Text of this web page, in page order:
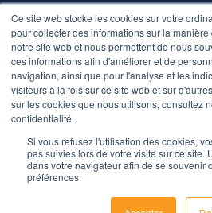
Ce site web stocke les cookies sur votre
pour collecter des informations sur la
notre site web et nous permettent de nous
ces informations afin d'améliorer et de
navigation, ainsi que pour l'analyse et les
visiteurs à la fois sur ce site web et sur
sur les cookies que nous utilisons, consultez
confidentialité.
Si vous refusez l'utilisation des cookies,
pas suivies lors de votre visite sur ce site.
dans votre navigateur afin de se souvenir
préférences.
À PROPOS
Ambrell est une
FacebookTwitter